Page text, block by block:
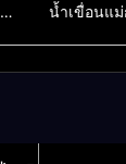
น้ำเขื่อนแม่